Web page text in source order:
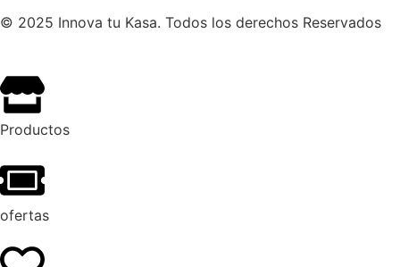
© 2025 Innova tu Kasa. Todos los derechos Reservados
Productos
ofertas